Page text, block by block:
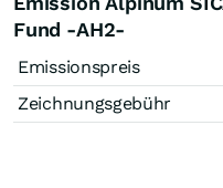
Fund -AH2-
Emissionspreis
Zeichnungsgebühr